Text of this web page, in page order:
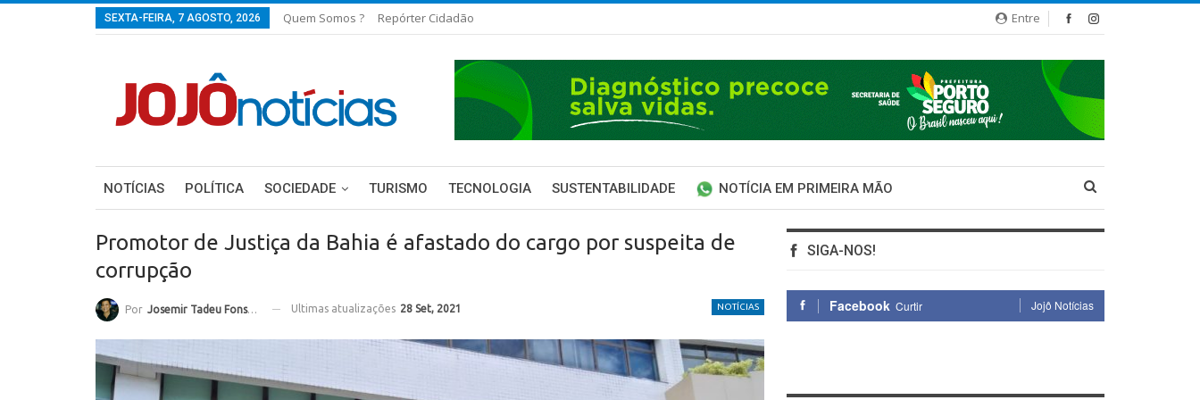
Entre
SEXTA-FEIRA, 7 AGOSTO, 2026 Quem Somos ? Repórter Cidadão
NOTÍCIAS POLÍTICA SOCIEDADE TURISMO TECNOLOGIA SUSTENTABILIDADE NOTÍCIA EM PRIMEIRA MÃO
Promotor de Justiça da Bahia é afastado do cargo por suspeita de
corrupção
NOTÍCIAS
Por Josemir Tadeu Fonseca Ultimas atualizações 28 Set, 2021
SIGA-NOS!
Facebook Curtir Jojô Notícias